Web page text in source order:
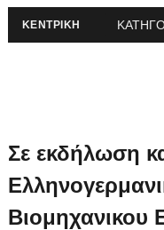
ΚΕΝΤΡΙΚΗ
Σε εκδήλωση
Βιομηχανικου